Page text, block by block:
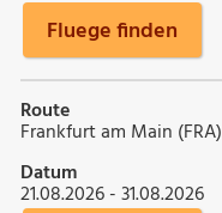
Fluege finden
Route
Frankfurt am Main
Datum
21.08.2026 - 31.08.2026